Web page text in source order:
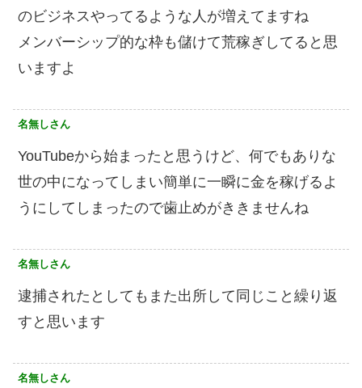
のビジネスやってるような人が増えてますね
メンバーシップ的な枠も儲けて荒稼ぎしてると思
いますよ
名無しさん
YouTubeから始まったと思うけど、何でもありな
世の中になってしまい簡単に一瞬に金を稼げるよ
うにしてしまったので歯止めがききませんね
名無しさん
逮捕されたとしてもまた出所して同じこと繰り返
すと思います
名無しさん